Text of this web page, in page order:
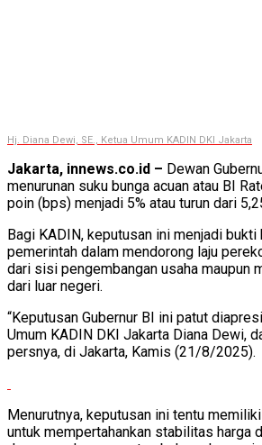
Hj. Diana Dewi, SE., Ketua Umum KADIN DKI Jakarta
Jakarta, innews.co.id – Dewan
menurunan suku bunga acuan atau BI
poin (bps) menjadi 5% atau turun dari
Bagi KADIN, keputusan ini menjadi
pemerintah dalam mendorong laju
dari sisi pengembangan usaha maupun
dari luar negeri.
“Keputusan Gubernur BI ini patut
Umum KADIN DKI Jakarta Diana Dewi,
persnya, di Jakarta, Kamis (21/8/2025).
Menurutnya, keputusan ini tentu
untuk mempertahankan stabilitas harga